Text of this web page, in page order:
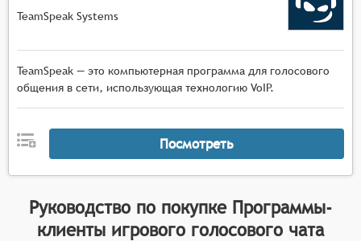
TeamSpeak Systems
TeamSpeak — это компьютерная программа для голосового
общения в сети, использующая технологию VoIP.
Посмотреть
Руководство по покупке Программы-
клиенты игрового голосового чата